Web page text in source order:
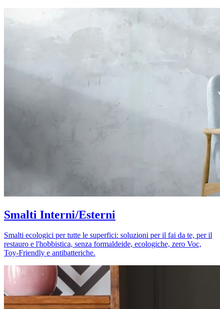
Smalti Interni/Esterni
Smalti ecologici per tutte le superfici: soluzioni per il fai da te, per il
restauro e l'hobbistica, senza formaldeide, ecologiche, zero Voc,
Toy-Friendly e antibatteriche.